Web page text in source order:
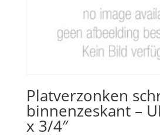
Platverzonken
binnenzeskant –
x 3/4″